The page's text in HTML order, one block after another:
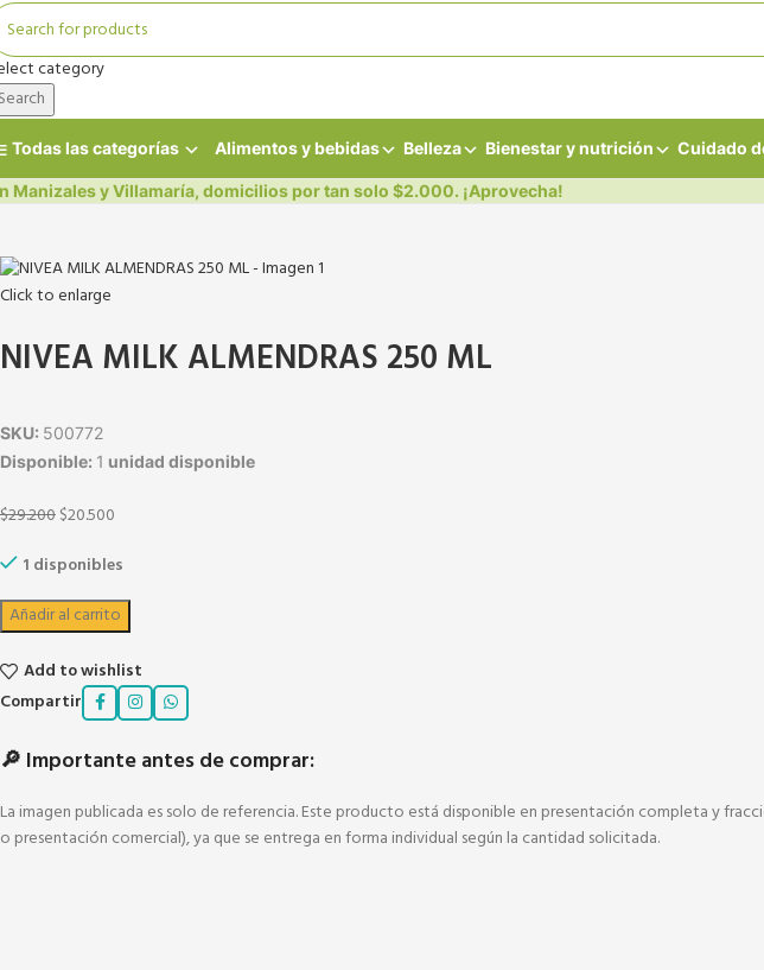
category
Todas las categorías Alimentos y bebidas Belleza Bienestar y nutrición Cuidado
Manizales y Villamaría, domicilios por tan solo $2.000. ¡Aprovecha!
Click to enlarge
NIVEA MILK ALMENDRAS 250 ML
SKU: 500772
Disponible: 1 unidad disponible
$29.200$20.500
1 disponibles
Añadir al carrito
Add to wishlist
Compartir
🔎 Importante antes de comprar:
La imagen publicada es solo de referencia. Este producto está disponible en presentación completa y
o presentación comercial), ya que se entrega en forma individual según la cantidad solicitada.